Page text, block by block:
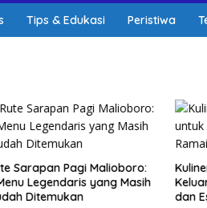
Tips & Edukasi Peristiwa
Sarapan Pagi Malioboro:
Legendaris yang Masih
Ditemukan
dan